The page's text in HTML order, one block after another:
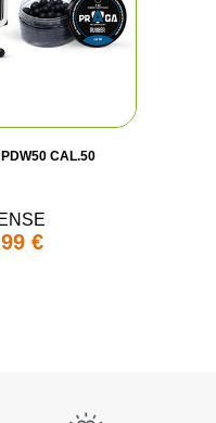
CAL.50
€